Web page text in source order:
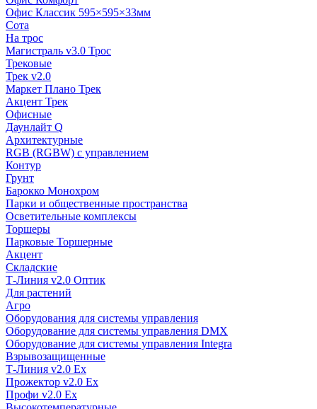
Офис Классик 595×595×33мм
Сота
На трос
Магистраль v3.0 Трос
Трековые
Трек v2.0
Маркет Плано Трек
Акцент Трек
Офисные
Даунлайт Q
Архитектурные
RGB (RGBW) с управлением
Контур
Грунт
Барокко Монохром
Парки и общественные пространства
Осветительные комплексы
Торшеры
Парковые Торшерные
Акцент
Складские
Т-Линия v2.0 Оптик
Для растений
Агро
Оборудования для системы управления
Оборудование для системы управления DMX
Оборудование для системы управления Integra
Взрывозащищенные
Т-Линия v2.0 Ex
Прожектор v2.0 Ex
Профи v2.0 Ex